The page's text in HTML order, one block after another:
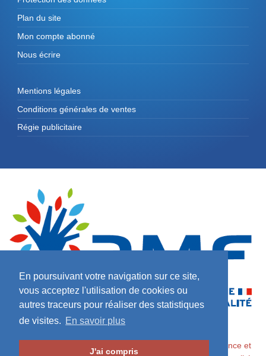
En poursuivant votre navigation sur ce site,
vous acceptez l'utilisation de cookies ou
autres traceurs pour réaliser des statistiques
de visites. En savoir plus
J'ai compris
Plan du site
Mon compte abonné
Nous écrire
Mentions légales
Conditions générales de ventes
Régie publicitaire
Maires de France / Association des Maires de France et